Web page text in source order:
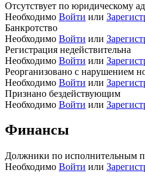
Отсутствует по юридическому
Необходимо Войти или
Банкротство
Необходимо Войти или
Регистрация недействительна
Необходимо Войти или
Реорганизовано с нарушением
Необходимо Войти или
Признано бездействующим
Необходимо Войти или
Финансы
Должники по исполнительным
Необходимо Войти или